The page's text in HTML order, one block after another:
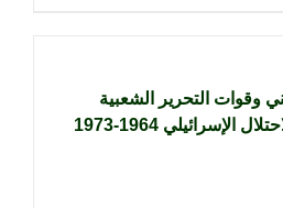
وقوات التحرير الشعبية
ودورهما في مقاومة الاحتلال الإسرائيلي 1964-1973